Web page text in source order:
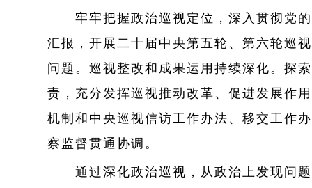
牢牢把握政治巡视定位，深入贯彻党的
汇报，开展二十届中央第五轮、第六轮巡
问题。巡视整改和成果运用持续深化。探
责，充分发挥巡视推动改革、促进发展作
机制和中央巡视信访工作办法、移交工作
察监督贯通协调。
通过深化政治巡视，从政治上发现问题